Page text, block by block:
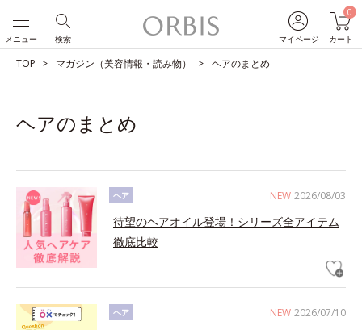
マイページ
0
カート
検索
メニュー
TOP マガジン（美容情報・読み物） ヘアのまとめ
ヘアのまとめ
NEW 2026/08/03
ヘア
待望のヘアオイル登場！シリーズ全アイテム
徹底比較
NEW 2026/07/10
ヘア